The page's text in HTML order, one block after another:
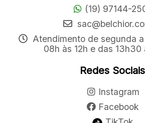
(19) 97144-
Atendimento de segunda
08h às 12h e das 13h30
Redes Sociais
Instagram
Facebook